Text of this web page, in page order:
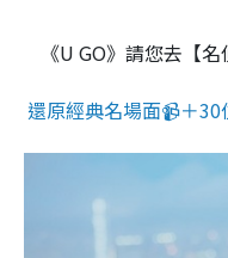
《U GO》請您去【
還原經典名場面📹＋